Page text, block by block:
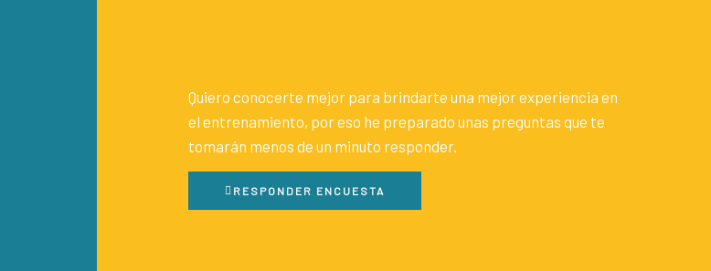
Quiero conocerte mejor para brindarte una mejor experiencia en
el entrenamiento, por eso he preparado unas preguntas que te
tomarán menos de un minuto responder.
RESPONDER ENCUESTA